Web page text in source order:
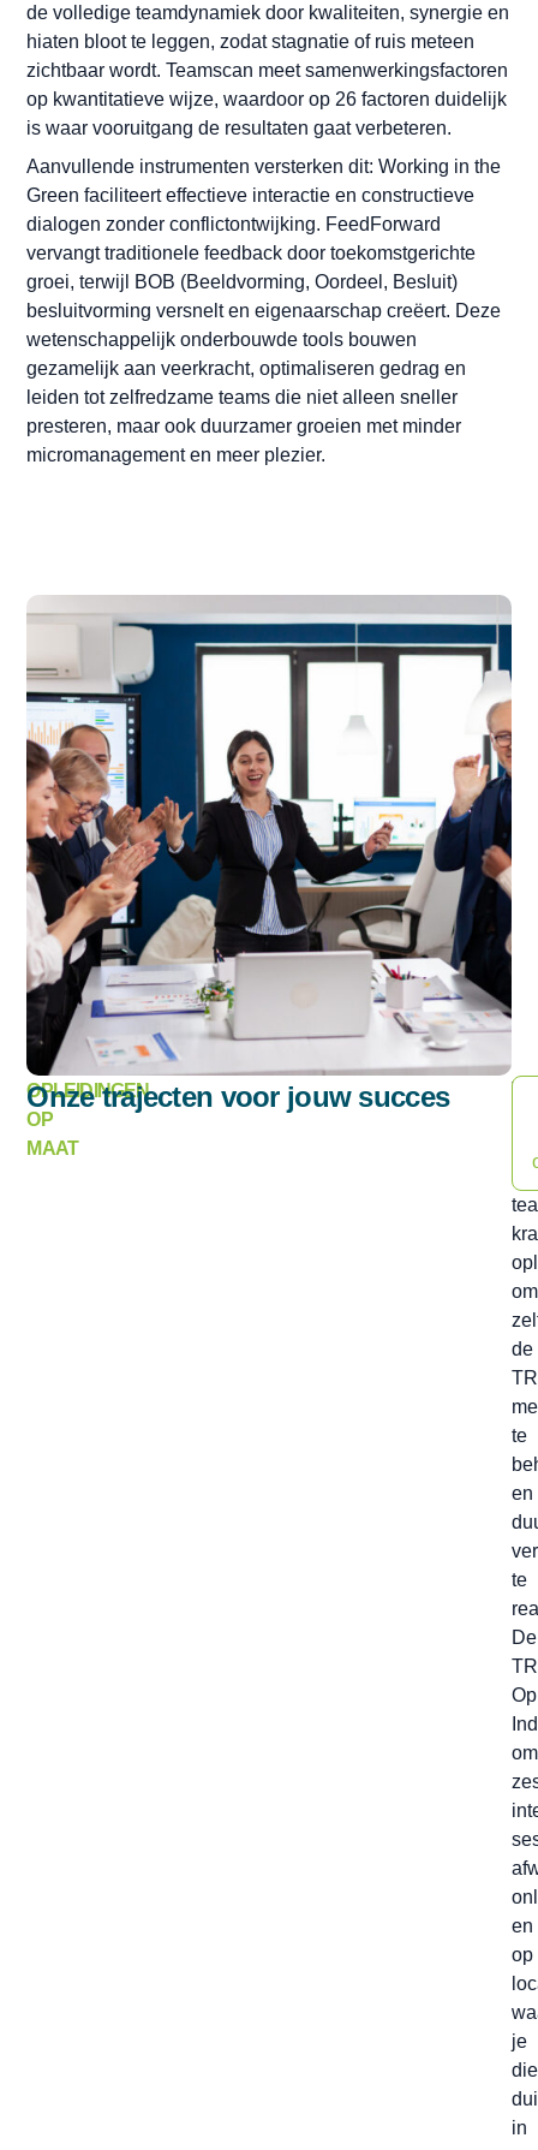
de volledige teamdynamiek door kwaliteiten, synergie en
hiaten bloot te leggen, zodat stagnatie of ruis meteen
zichtbaar wordt. Teamscan meet samenwerkingsfactoren
op kwantitatieve wijze, waardoor op 26 factoren duidelijk
is waar vooruitgang de resultaten gaat verbeteren.
Aanvullende instrumenten versterken dit: Working in the
Green faciliteert effectieve interactie en constructieve
dialogen zonder conflictontwijking. FeedForward
vervangt traditionele feedback door toekomstgerichte
groei, terwijl BOB (Beeldvorming, Oordeel, Besluit)
besluitvorming versnelt en eigenaarschap creëert. Deze
wetenschappelijk onderbouwde tools bouwen
gezamelijk aan veerkracht, optimaliseren gedrag en
leiden tot zelfredzame teams die niet alleen sneller
presteren, maar ook duurzamer groeien met minder
micromanagement en meer plezier.
OPLEIDINGEN
OP
MAAT
Onze trajecten voor jouw succes
om
de
te
en
te
De
en
op
je
in